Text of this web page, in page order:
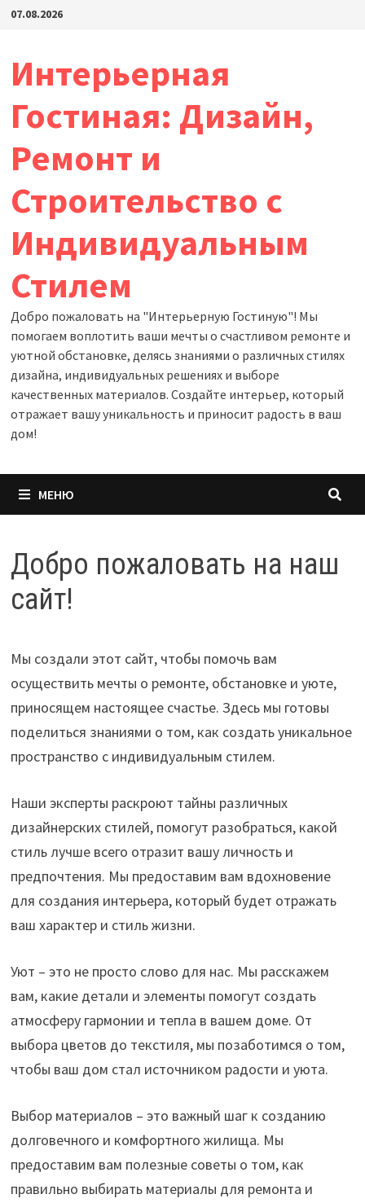
Перейти
07.08.2026
Интерьерная
Гостиная: Дизайн,
Ремонт и
Строительство с
Индивидуальным
Стилем
Добро пожаловать на "Интерьерную Гостиную"! Мы
помогаем воплотить ваши мечты о счастливом ремонте и
уютной обстановке, делясь знаниями о различных стилях
дизайна, индивидуальных решениях и выборе
качественных материалов. Создайте интерьер, который
отражает вашу уникальность и приносит радость в ваш
дом!
МЕНЮ
Добро пожаловать на наш
сайт!
Мы создали этот сайт, чтобы помочь вам
осуществить мечты о ремонте, обстановке и уюте,
приносящем настоящее счастье. Здесь мы готовы
поделиться знаниями о том, как создать уникальное
пространство с индивидуальным стилем.
Наши эксперты раскроют тайны различных
дизайнерских стилей, помогут разобраться, какой
стиль лучше всего отразит вашу личность и
предпочтения. Мы предоставим вам вдохновение
для создания интерьера, который будет отражать
ваш характер и стиль жизни.
Уют – это не просто слово для нас. Мы расскажем
вам, какие детали и элементы помогут создать
атмосферу гармонии и тепла в вашем доме. От
выбора цветов до текстиля, мы позаботимся о том,
чтобы ваш дом стал источником радости и уюта.
Выбор материалов – это важный шаг к созданию
долговечного и комфортного жилища. Мы
предоставим вам полезные советы о том, как
правильно выбирать материалы для ремонта и